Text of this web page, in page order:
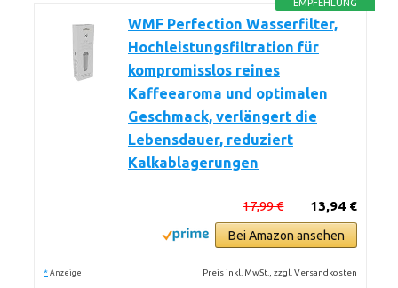
EMPFEHLUNG
WMF Perfection Wasserfilter,
Hochleistungsfiltration für
kompromisslos reines
Kaffeearoma und optimalen
Geschmack, verlängert die
Lebensdauer, reduziert
Kalkablagerungen
13,94 €
17,99 €
Bei Amazon ansehen
* Anzeige Preis inkl. MwSt., zzgl. Versandkosten